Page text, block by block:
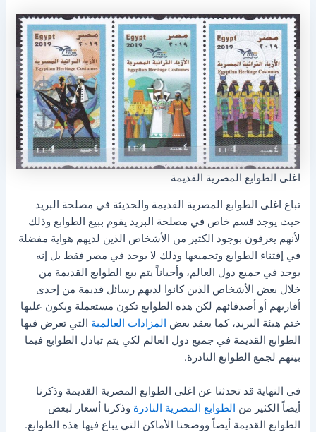
اغلى الطوابع المصرية القديمة
تباع اغلى الطوابع المصرية القديمة والحديثة في مصلحة البريد
حيث يوجد قسم خاص في مصلحة البريد يقوم ببيع الطوابع وذلك
لأنهم يعرفون بوجود الكثير من الأشخاص الذين لديهم هواية مفضلة
في إقتناء الطوابع وتجميعها وذلك لا يوجد في مصر فقط بل إنه
يوجد في جميع دول العالم، وأحياناً يتم بيع الطوابع القديمة من
خلال بعض الأشخاص الذين كانوا لديهم رسائل قديمة من إحدى
أقاربهم أو أصدقائهم لكن هذه الطوابع تكون مستعملة ويكون عليها
ختم هيئة البريد، كما يعقد بعض المزادات العالمية التي تعرض فيها
الطوابع القديمة في جميع دول العالم لكي يتم تبادل الطوابع فيما
بينهم لجمع الطوابع النادرة.
في النهاية قد تحدثنا عن اغلى الطوابع المصرية القديمة وذكرنا
أيضاً الكثير من الطوابع المصرية النادرة وذكرنا أسعار لبعض
الطوابع القديمة أيضاً ووضحنا الأماكن التي يباع فيها هذه الطوابع.